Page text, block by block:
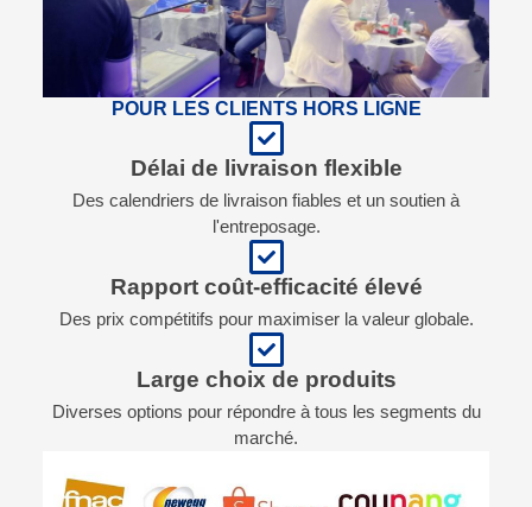
POUR LES CLIENTS HORS LIGNE
Délai de livraison flexible
Des calendriers de livraison fiables et un soutien à
l'entreposage.
Rapport coût-efficacité élevé
Des prix compétitifs pour maximiser la valeur globale.
Large choix de produits
Diverses options pour répondre à tous les segments du
marché.